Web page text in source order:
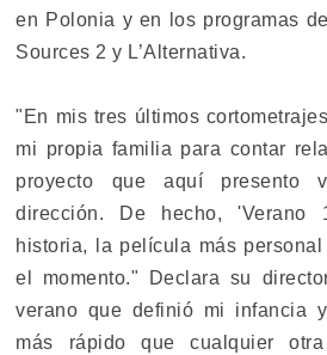
en Polonia y en los programas
Sources 2 y L’Alternativa.
"En mis tres últimos
mi propia familia para contar
proyecto que aquí presento
dirección. De hecho, 'Verano
historia, la película más
el momento." Declara su
verano que definió mi infancia
más rápido que cualquier